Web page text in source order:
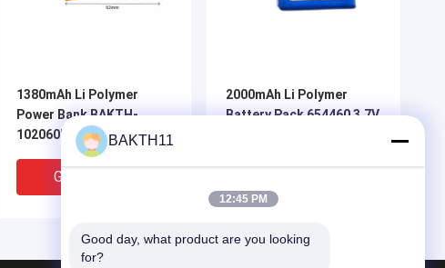
1380mAh Li Polymer
Power Bank BAKTH-
102060P-1S-2 Oem Đối
với dụng cụ đo tay
Giá Tốt Nhất
2000mAh Li Polymer
Battery Pack 654460 3.7V
BAKTH11
12:45 PM
Good day, what product are you looking
for?